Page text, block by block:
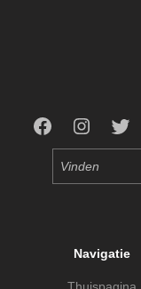
Navigatie
Thuispagina